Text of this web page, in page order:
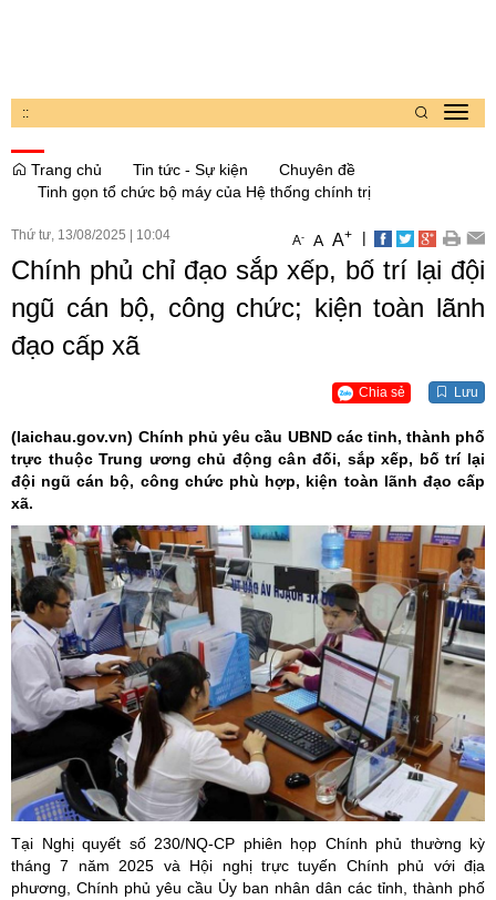
::
Trang chủ
Tin tức - Sự kiện
Chuyên đề
Tinh gọn tổ chức bộ máy của Hệ thống chính trị
Thứ tư, 13/08/2025 10:04 A- A A+ |
Chính phủ chỉ đạo sắp xếp, bố trí lại đội
ngũ cán bộ, công chức; kiện toàn lãnh
đạo cấp xã
Chia sẻ Lưu
(laichau.gov.vn) Chính phủ yêu cầu UBND các tỉnh, thành phố
trực thuộc Trung ương chủ động cân đối, sắp xếp, bố trí lại
đội ngũ cán bộ, công chức phù hợp, kiện toàn lãnh đạo cấp
xã.
Tại Nghị quyết số 230/NQ-CP phiên họp Chính phủ thường kỳ
tháng 7 năm 2025 và Hội nghị trực tuyến Chính phủ với địa
phương, Chính phủ yêu cầu Ủy ban nhân dân các tỉnh, thành phố